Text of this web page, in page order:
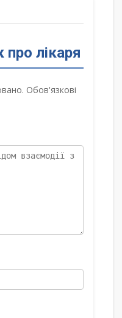
про лікаря
Обов'язкові